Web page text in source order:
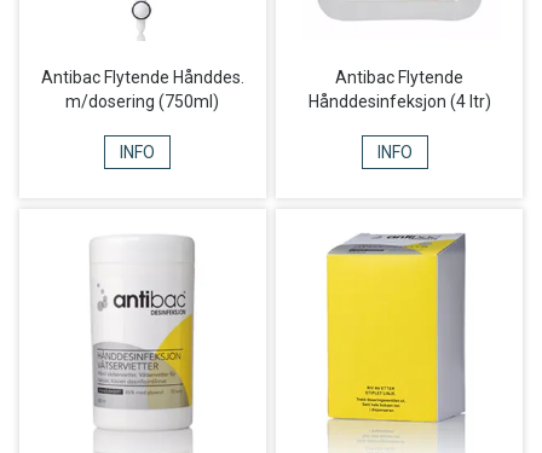
Antibac Flytende Hånddes.
m/dosering (750ml)
INFO
Antibac Flytende
Hånddesinfeksjon (4 ltr)
INFO